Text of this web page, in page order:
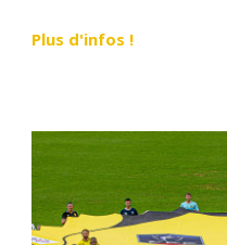
Plus d'infos !